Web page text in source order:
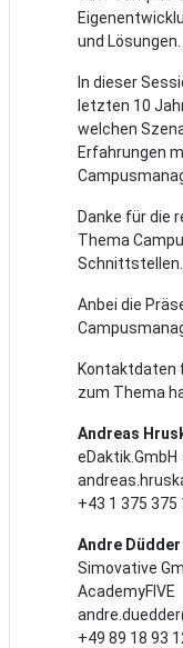
und Lösungen.
In dieser
letzten 10
welchen
Erfahrungen
Danke für die
Thema
Schnittstellen.
Anbei die
Kontaktdaten
zum Thema
Andreas
+43 1 375 375
Andre Düdder
Simovative
AcademyFIVE
+49 89 18 93